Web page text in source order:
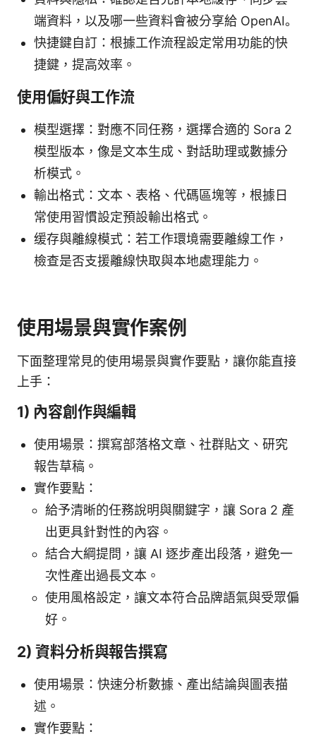
端資料，以及哪一些資料會被分享給 OpenAI。
快捷鍵自訂：根據工作流程設定常用功能的快
捷鍵，提高效率。
使用偏好與工作流
模型選擇：對應不同任務，選擇合適的 Sora 2
模型版本，像是文本生成、對話助理或數據分
析模式。
輸出格式：文本、表格、代碼區塊等，根據日
常使用習慣設定預設輸出格式。
缓存與離線模式：若工作環境需要離線工作，
檢查是否支援離線快取與本地處理能力。
使用場景與實作案例
下面整理常見的使用場景與實作要點，讓你能直接
上手：
1) 內容創作與編輯
使用場景：撰寫部落格文章、社群貼文、研究
報告草稿。
實作要點：
給予清晰的任務說明與關鍵字，讓 Sora 2 產
出更具針對性的內容。
結合大綱提問，讓 AI 逐步產出段落，避免一
次性產出過長文本。
使用風格設定，讓文本符合品牌語氣與受眾偏
好。
2) 資料分析與報告撰寫
使用場景：快速分析數據、產出結論與圖表描
述。
實作要點：